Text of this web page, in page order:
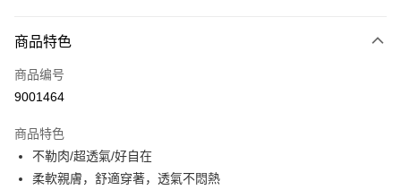
信用卡一次付款
超商取货付款
Apple Pay
街口支付
商品特色
商品编号
9001464
商品特色
不勒肉/超透氣/好自在
柔軟親膚，舒適穿著，透氣不悶熱